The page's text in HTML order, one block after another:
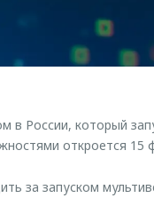
России, который
откроется 15
за запуском